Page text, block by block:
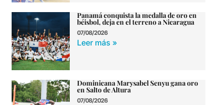
Panamá conquista la medalla de oro en
béisbol, deja en el terreno a Nicaragua
07/08/2026
Leer más »
Dominicana Marysabel Senyu gana oro
en Salto de Altura
07/08/2026